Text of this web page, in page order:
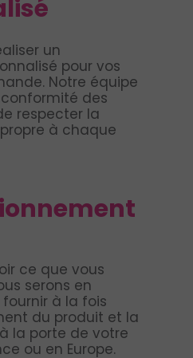
ce que vous
serons en
à la fois
du produit et la
la porte de votre
ou en Europe.
un
pour vos
Notre équipe
des
respecter la
à chaque